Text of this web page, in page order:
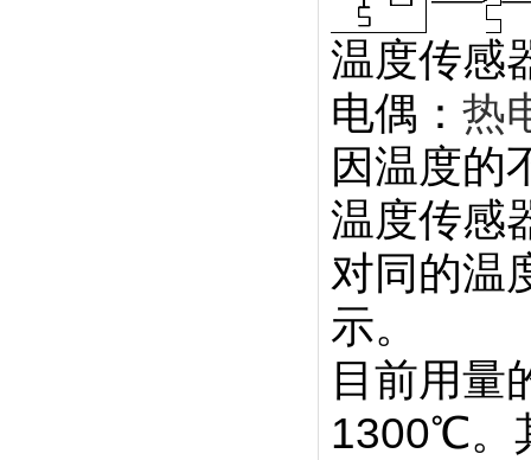
温度传感
电偶： 热
因温度的
温度传感
对同的温
示。
目前用量
1300℃。